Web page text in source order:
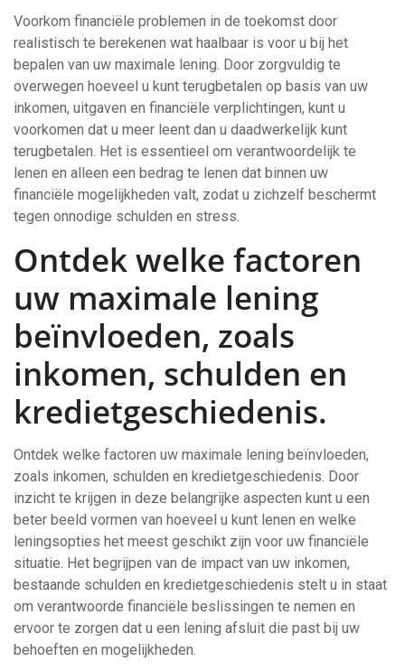
Voorkom financiële problemen in de toekomst door
realistisch te berekenen wat haalbaar is voor u bij het
bepalen van uw maximale lening. Door zorgvuldig te
overwegen hoeveel u kunt terugbetalen op basis van uw
inkomen, uitgaven en financiële verplichtingen, kunt u
voorkomen dat u meer leent dan u daadwerkelijk kunt
terugbetalen. Het is essentieel om verantwoordelijk te
lenen en alleen een bedrag te lenen dat binnen uw
financiële mogelijkheden valt, zodat u zichzelf beschermt
tegen onnodige schulden en stress.
Ontdek welke factoren
uw maximale lening
beïnvloeden, zoals
inkomen, schulden en
kredietgeschiedenis.
Ontdek welke factoren uw maximale lening beïnvloeden,
zoals inkomen, schulden en kredietgeschiedenis. Door
inzicht te krijgen in deze belangrijke aspecten kunt u een
beter beeld vormen van hoeveel u kunt lenen en welke
leningsopties het meest geschikt zijn voor uw financiële
situatie. Het begrijpen van de impact van uw inkomen,
bestaande schulden en kredietgeschiedenis stelt u in staat
om verantwoorde financiële beslissingen te nemen en
ervoor te zorgen dat u een lening afsluit die past bij uw
behoeften en mogelijkheden.